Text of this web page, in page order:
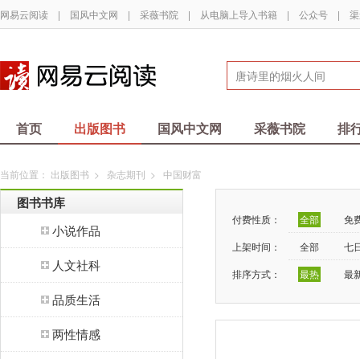
网易云阅读 | 国风中文网 | 采薇书院 | 从电脑上导入书籍 | 公众号 |
首页 出版图书 国风中文网 采薇书院 排
当前位置： 出版图书 > 杂志期刊 > 中国财富
图书书库
小说作品
人文社科
品质生活
两性情感
付费性质： 全部
免
上架时间：
全部
七
排序方式：
最热 最